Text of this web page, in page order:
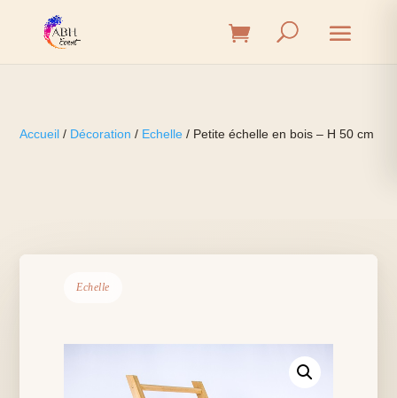
Accueil / Décoration / Echelle / Petite échelle en bois – H 50 cm
Echelle